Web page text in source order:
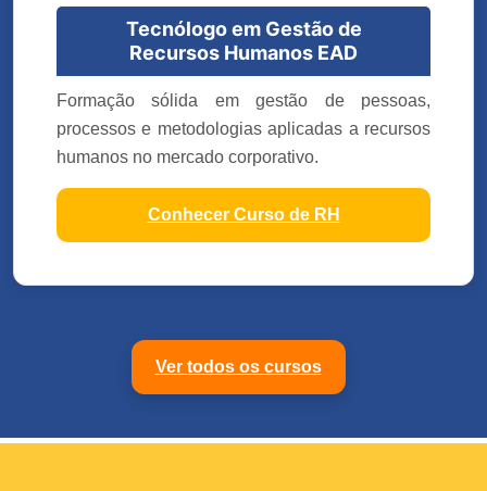
Tecnólogo em Gestão de
Recursos Humanos EAD
Formação sólida em gestão de pessoas,
processos e metodologias aplicadas a recursos
humanos no mercado corporativo.
Conhecer Curso de RH
Ver todos os cursos